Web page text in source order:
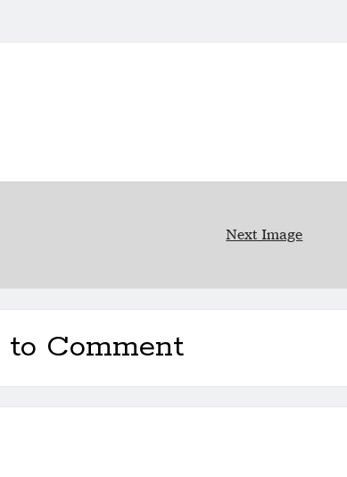
Next Image
Comment